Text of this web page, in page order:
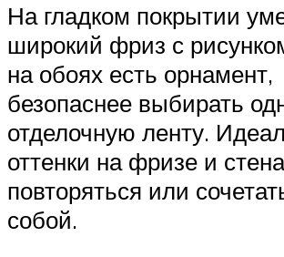
На гладком покрытии
широкий фриз с
на обоях есть орнамент,
безопаснее выбирать
отделочную ленту.
оттенки на фризе и
повторяться или
собой.